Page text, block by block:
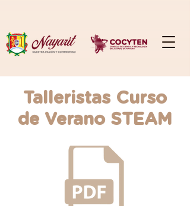
Talleristas Curso
de Verano STEAM